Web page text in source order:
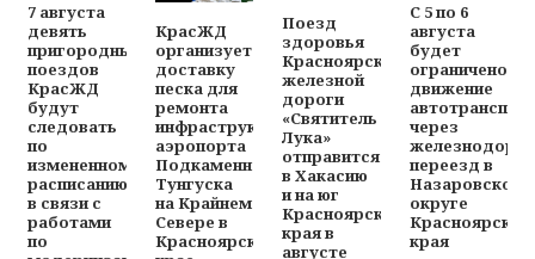
7 августа
девять
пригородных
поездов
КрасЖД
будут
следовать
по
измененному
расписанию
в связи с
работами
по
КрасЖД
организует
доставку
песка для
ремонта
инфраструктуры
аэропорта
Подкаменная
Тунгуска
на Крайнем
Севере в
Красноярском
Поезд
здоровья
Красноярской
железной
дороги
«Святитель
Лука»
отправится
в Хакасию
и на юг
Красноярского
края в
августе
С 5 по 6
августа
будет
ограничено
движение
через
переезд в
Назаровском
округе
края